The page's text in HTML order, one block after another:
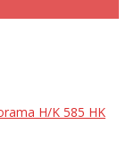
H/K 585 HK